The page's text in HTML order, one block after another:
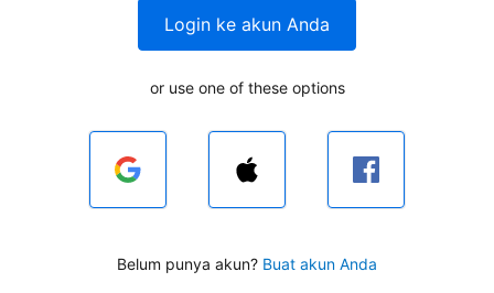
Login ke akun Anda
or use one of these options
Belum punya akun? Buat akun Anda